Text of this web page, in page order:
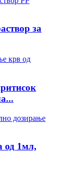
за
од 1мл,